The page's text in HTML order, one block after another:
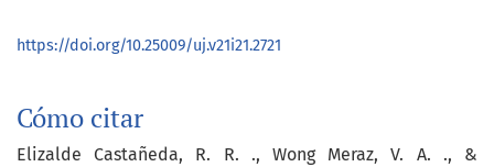
Cómo citar
Elizalde Castañeda, R. R. ., Wong Meraz, V. A. ., &
https://doi.org/10.25009/uj.v21i21.2721